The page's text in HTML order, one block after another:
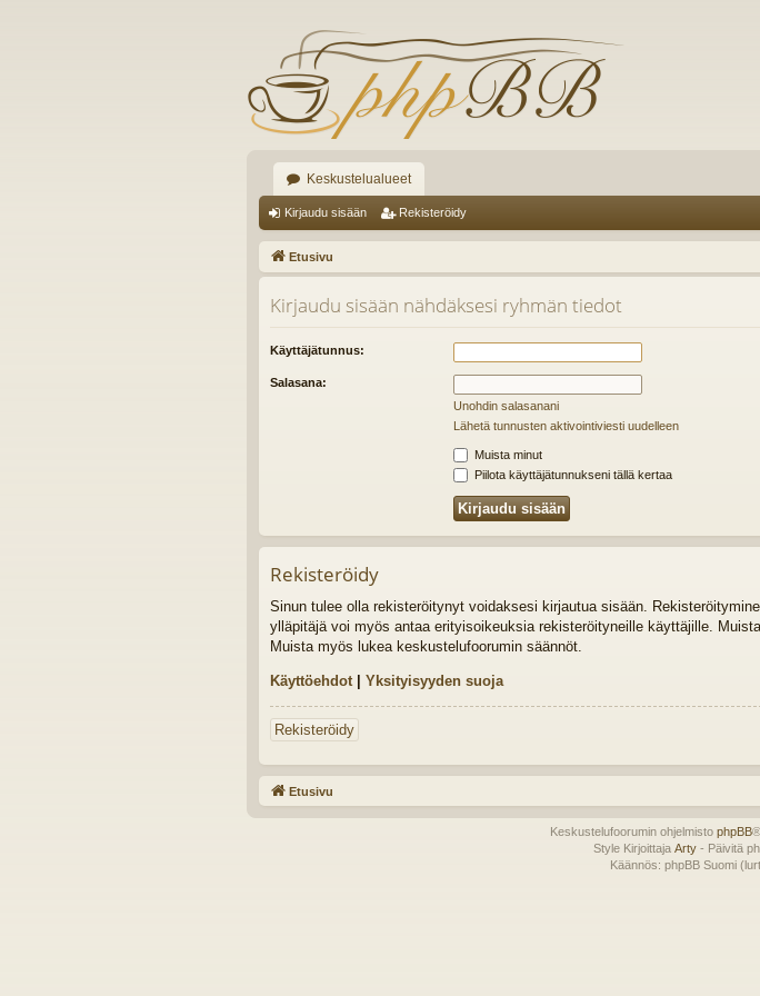
Keskustelualueet
Kirjaudu sisään Rekisteröidy
Etusivu
Kirjaudu sisään nähdäksesi ryhmän tiedot
Käyttäjätunnus:
Salasana:
Unohdin salasanani
Lähetä tunnusten aktivointiviesti uudelleen
Muista minut
Piilota käyttäjätunnukseni tällä kertaa
Rekisteröidy
Sinun tulee olla rekisteröitynyt voidaksesi kirjautua sisään.
ylläpitäjä voi myös antaa erityisoikeuksia rekisteröityneille käyttäjille.
Muista myös lukea keskustelufoorumin säännöt.
Käyttöehdot | Yksityisyyden suoja
Rekisteröidy
Etusivu
Keskustelufoorumin ohjelmisto phpBB
Style Kirjoittaja Arty- Päivitä
Käännös: phpBB Suomi